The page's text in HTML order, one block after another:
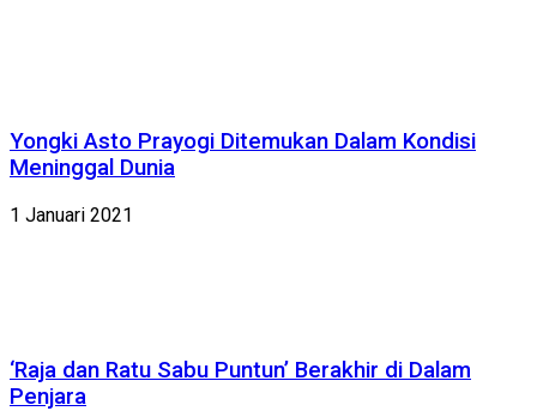
Yongki Asto Prayogi Ditemukan Dalam Kondisi
Meninggal Dunia
1 Januari 2021
‘Raja dan Ratu Sabu Puntun’ Berakhir di Dalam
Penjara